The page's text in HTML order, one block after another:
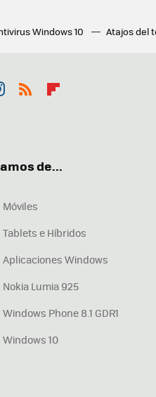
Windows 10 Atajos del
de...
Móviles
Tablets e Híbridos
Aplicaciones Windows
Nokia Lumia 925
Windows Phone 8.1 GDR1
Windows 10